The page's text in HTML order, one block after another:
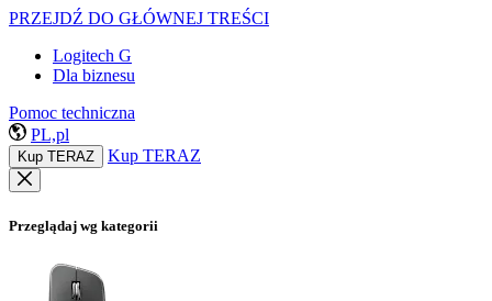
PRZEJDŹ DO GŁÓWNEJ TREŚCI
Logitech G
Dla biznesu
Pomoc techniczna
PL,pl
Kup TERAZ Kup TERAZ
Przeglądaj wg kategorii